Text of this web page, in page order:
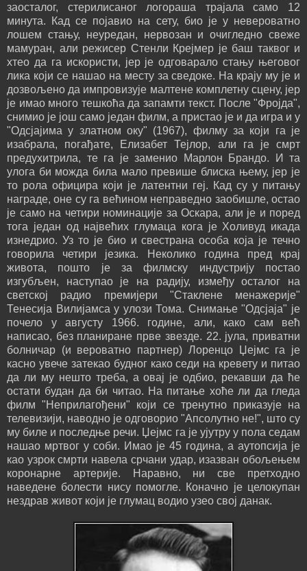
заосталог, стерилисаног логораша трајала само 12
минута. Кад се појавио на сету, био је у невероватно
лошем стању, неуредан, нервозан и очигледно свеже
мамуран, али режисер Стенли Крејмер је баш таквог и
хтео да га искористи, јер је одговарало стању његовог
лика који се нашао на месту за сведоке. На крају му је и
дозвољено да импровизује малтене комплетну сцену, јер
је имао много тешкоћа да запамти текст. После "Фројда",
снимио је још само један филм, а пристао је и да игра и у
"Одсјајима у златном оку" (1967), филму за који га је
изабрала, погађате, Елизабет Тејлор, али га је смрт
предухитрила, те га је заменио Марлон Брандо. И та
улога би можда била мало превише блиска њему, јер је
то рола официра који је латентни геј. Кад су у питању
награде, оне су га већином неправедно заобишле, остао
је само на четири номинације за Оскара, али је и поред
тога један од највећих глумаца кога је Холивуд икада
изнедрио. Уз то је био и свестрана особа која је течно
говорила четири језика. Неколико година пред крај
живота, пошто је за филмску индустрију постао
изгубљен, наступао је на радију, између осталог на
светској радио премијери "Стаклене менажерије"
Тенесија Вилијамса у улози Тома. Снимање "Одсјаја" је
почело у августу 1966. године, али, како сам већ
написао, без планиране прве звезде. 22. јула, приватни
болничар (и вероватно партнер) Лоренцо Џејмс га је
касно увече затекао будног како седи на кревету и питао
да ли му нешто треба, а овај је одбио, рекавши да ће
остати будан да би читао. На питање хоће ли да гледа
филм "Неприлагођени" који се тренутно приказује на
телевизији, наводно је одговорио "Апсолутно не!", што су
му биле и последње речи. Џејмс га је ујутру у пола седам
нашао мртвог у соби. Имао је 45 година, а аутопсија је
као узрок смрти навела срчани удар, изазван обољењем
коронарне артерије. Наравно, ни све претходно
наведене болести нису помогле. Коначно је целокупан
нездрав живот који је глумац водио узео свој данак.